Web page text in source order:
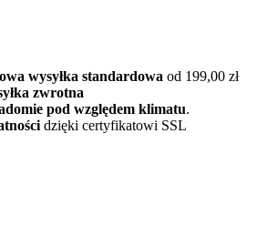
wysyłka standardowa od 199,00 zł
zwrotna
pod względem klimatu.
dzięki certyfikatowi SSL